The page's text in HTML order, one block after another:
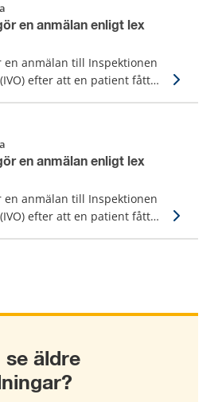
en anmälan enligt lex
en anmälan till Inspektionen
efter att en patient fått
en anmälan enligt lex
en anmälan till Inspektionen
efter att en patient fått
se äldre